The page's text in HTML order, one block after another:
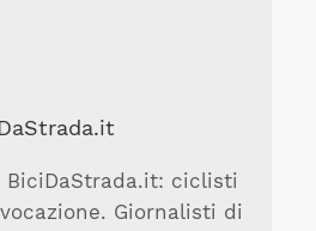
BiciDaStrada.it: ciclisti
Giornalisti di